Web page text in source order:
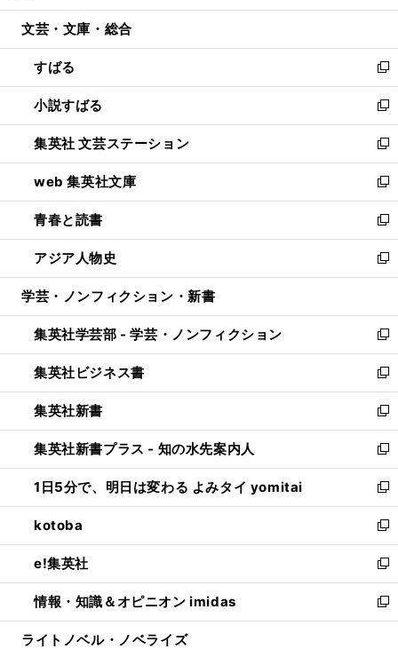
開
ウ
開
く
ン
ウ
で
開
く
ウ
ン
ド
ウ
で
開
く
文芸・文庫・総合
すばる
新
し
い
ウ
ィ
ン
ド
ウ
で
開
く
小説すばる
新
し
い
ウ
ィ
ン
ド
ウ
で
開
集英社 文芸ステーション
新
し
い
ウ
ィ
ン
ド
ウ
開
く
web 集英社文庫
新
し
い
ウ
ィ
ン
ウ
で
開
く
青春と読書
新
し
い
ウ
ン
ド
ウ
で
開
く
アジア人物史
新
し
ウ
ィ
ン
ド
ウ
で
開
く
学芸・ノンフィクション・新書
集英社学芸部 - 学芸・ノンフィクション
新
し
い
ウ
ィ
ン
ド
ウ
で
開
く
集英社ビジネス書
新
し
い
ウ
ィ
ン
ド
ウ
で
開
く
集英社新書
新
し
い
ウ
ィ
ン
ド
ウ
で
開
く
集英社新書プラス - 知の水先案内人
新
し
い
ウ
ィ
ン
ド
ウ
で
開
1日5分で、明日は変わる よみタイ yomitai
新
し
い
ウ
ィ
ン
ド
ウ
kotoba
新
し
い
ウ
ィ
ン
e!集英社
新
し
い
ウ
情報・知識＆オピニオン imidas
新
し
ライトノベル・ノベライズ